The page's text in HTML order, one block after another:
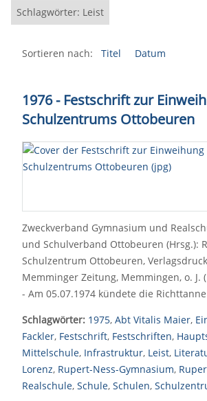
Schlagwörter: Leist
Sortieren nach: Titel Datum
1976 - Festschrift zur
Schulzentrums Ottobeuren
Zweckverband Gymnasium und
und Schulverband Ottobeuren (Hrsg.):
Schulzentrum Ottobeuren,
Memminger Zeitung, Memmingen, o. J.
- Am 05.07.1974 kündete die
Schlagwörter: 1975, Abt Vitalis Maier,
Fackler, Festschrift, Festschriften,
Mittelschule, Infrastruktur, Leist,
Lorenz, Rupert-Ness-Gymnasium,
Realschule, Schule, Schulen,